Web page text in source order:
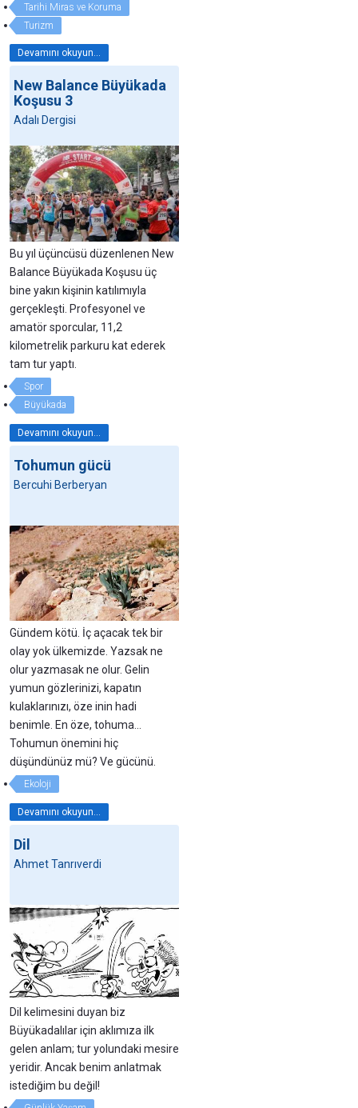
Tarihi Miras ve Koruma
Turizm
Devamını okuyun...
New Balance Büyükada
Koşusu 3
Adalı Dergisi
Bu yıl üçüncüsü düzenlenen New
Balance Büyükada Koşusu üç
bine yakın kişinin katılımıyla
gerçekleşti. Profesyonel ve
amatör sporcular, 11,2
kilometrelik parkuru kat ederek
tam tur yaptı.
Spor
Büyükada
Devamını okuyun...
Tohumun gücü
Bercuhi Berberyan
Gündem kötü. İç açacak tek bir
olay yok ülkemizde. Yazsak ne
olur yazmasak ne olur. Gelin
yumun gözlerinizi, kapatın
kulaklarınızı, öze inin hadi
benimle. En öze, tohuma…
Tohumun önemini hiç
düşündünüz mü? Ve gücünü.
Ekoloji
Devamını okuyun...
Dil
Ahmet Tanrıverdi
Dil kelimesini duyan biz
Büyükadalılar için aklımıza ilk
gelen anlam; tur yolundaki mesire
yeridir. Ancak benim anlatmak
istediğim bu değil!